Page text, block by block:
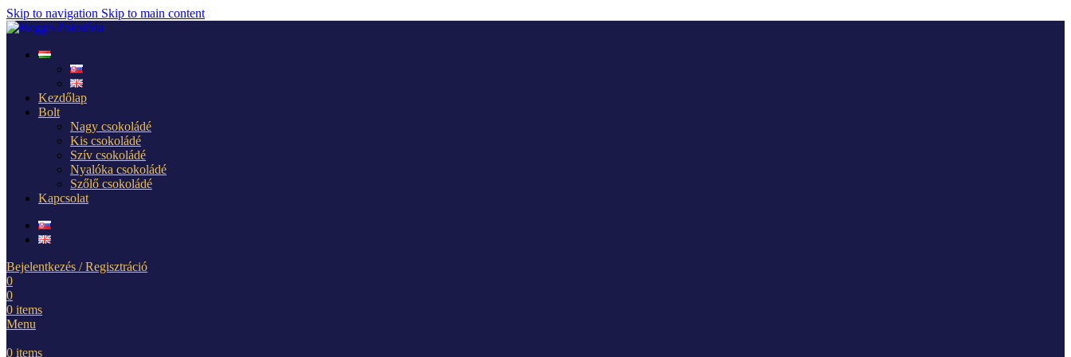
Skip to navigation Skip to main content
Kezdőlap
Bolt
Nagy csokoládé
Kis csokoládé
Szív csokoládé
Nyalóka csokoládé
Szőlő csokoládé
Kapcsolat
Bejelentkezés / Regisztráció
0
0
0 items
Menu
0 items